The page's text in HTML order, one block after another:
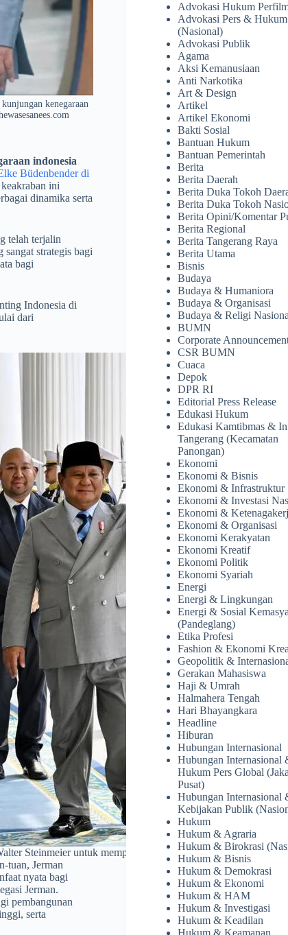
kenegaraan
indonesia
Büdenbender di
ini
dinamika serta
telah terjalin
strategis bagi
bagi
Indonesia di
dari
Steinmeier untuk memperkuat kemitraan strategis global. –
tuan, Jerman
nyata bagi
Jerman.
pembangunan
serta
Advokasi Hukum
Advokasi Pers & Hukum
(Nasional)
Advokasi Publik
Agama
Aksi Kemanusiaan
Anti Narkotika
Art & Design
Artikel
Artikel Ekonomi
Bakti Sosial
Bantuan Hukum
Bantuan Pemerintah
Berita
Berita Daerah
Berita Duka Tokoh
Berita Duka Tokoh
Berita Opini/Komentar
Berita Regional
Berita Tangerang Raya
Berita Utama
Bisnis
Budaya
Budaya & Humaniora
Budaya & Organisasi
Budaya & Religi
BUMN
Corporate
CSR BUMN
Cuaca
Depok
DPR RI
Editorial Press Release
Edukasi Hukum
Edukasi Kamtibmas &
Tangerang (Kecamatan
Panongan)
Ekonomi
Ekonomi & Bisnis
Ekonomi & Infrastruktur
Ekonomi & Investasi
Ekonomi &
Ekonomi & Organisasi
Ekonomi Kerakyatan
Ekonomi Kreatif
Ekonomi Politik
Ekonomi Syariah
Energi
Energi & Lingkungan
Energi & Sosial
(Pandeglang)
Etika Profesi
Fashion & Ekonomi
Geopolitik &
Gerakan Mahasiswa
Haji & Umrah
Halmahera Tengah
Hari Bhayangkara
Headline
Hiburan
Hubungan Internasional
Hubungan Internasional
Hukum Pers Global
Pusat)
Hubungan Internasional
Kebijakan Publik
Hukum
Hukum & Agraria
Hukum & Birokrasi
Hukum & Bisnis
Hukum & Demokrasi
Hukum & Ekonomi
Hukum & HAM
Hukum & Investigasi
Hukum & Keadilan